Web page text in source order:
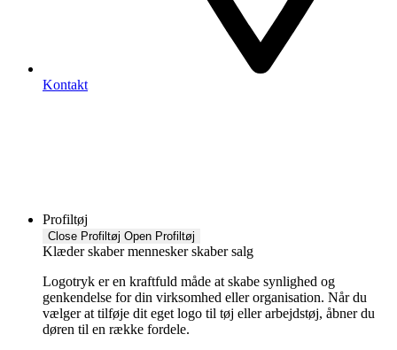
Kontakt
Profiltøj
Close Profiltøj Open Profiltøj
Klæder skaber mennesker skaber salg
Logotryk er en kraftfuld måde at skabe synlighed og
genkendelse for din virksomhed eller organisation. Når du
vælger at tilføje dit eget logo til tøj eller arbejdstøj, åbner du
døren til en række fordele.